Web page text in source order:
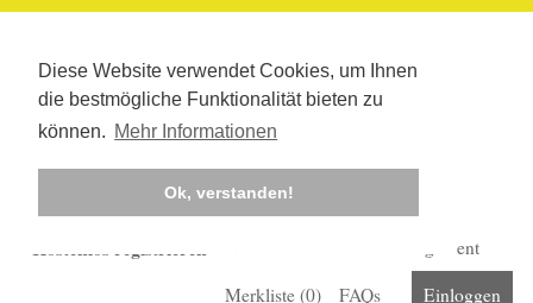
Diese Website verwendet Cookies, um Ihnen
die bestmögliche Funktionalität bieten zu
können. Mehr Informationen
Ok, verstanden!
Kostenlos registrieren
Corona-Management
Merkliste (0) FAQs Einloggen